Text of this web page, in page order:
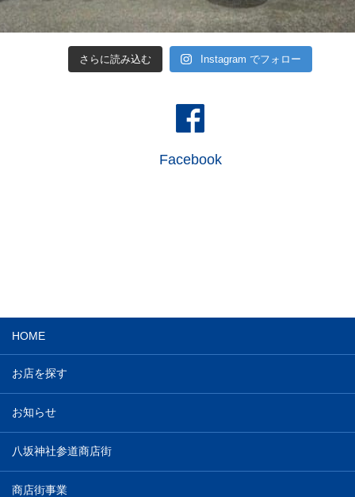
さらに読み込む Instagram でフォロー
Facebook
HOME
お店を探す
お知らせ
八坂神社参道商店街
商店街事業